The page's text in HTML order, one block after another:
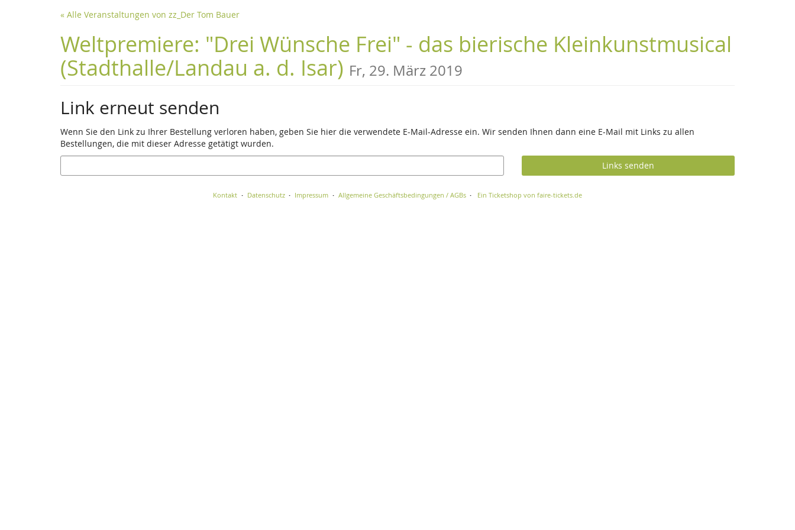
« Alle Veranstaltungen von zz_Der Tom Bauer
Weltpremiere: "Drei Wünsche Frei" - das bierische Kleinkunstmusical
(Stadthalle/Landau a. d. Isar) Fr, 29. März 2019
Link erneut senden
Wenn Sie den Link zu Ihrer Bestellung verloren haben, geben Sie hier die verwendete E-Mail-Adresse ein. Wir senden Ihnen dann eine E-Mail mit Links zu allen
Bestellungen, die mit dieser Adresse getätigt wurden.
E-
Mail
Links senden
Kontakt Datenschutz Impressum Allgemeine Geschäftsbedingungen / AGBs Ein Ticketshop von faire-tickets.de